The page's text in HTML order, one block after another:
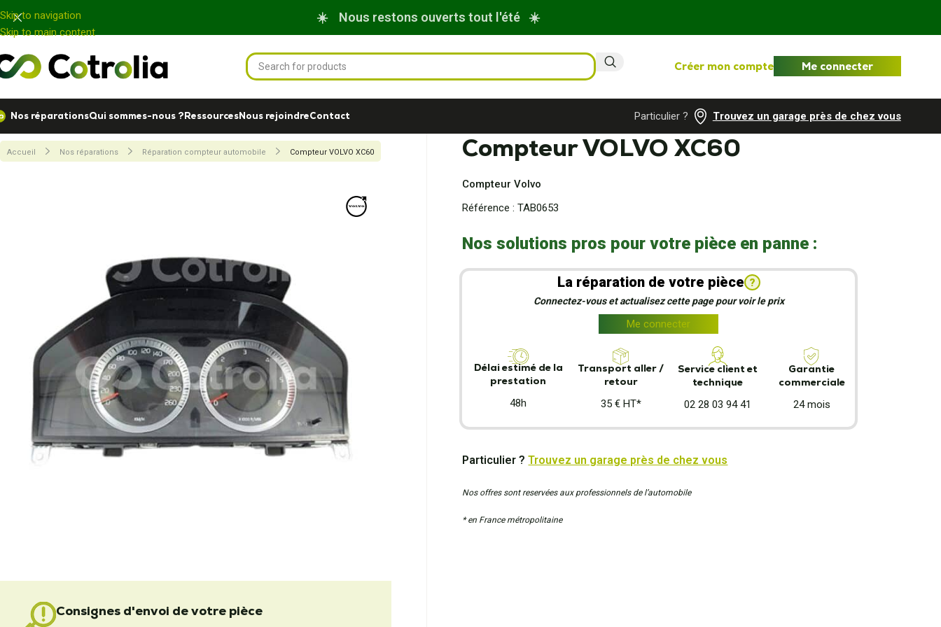
Panneau de gestion des cookies
Skip to navigation
Skip to main content
☀️ Nous restons ouverts tout l'été ☀️
Créer mon compte Me connecter
Nos réparationsQui sommes-nous ?RessourcesNous rejoindreContact Particulier ? Trouvez un garage près de chez vous
Compteur VOLVO XC60
Compteur Volvo
Référence :TAB0653
Nos solutions pros pour votre pièce en panne :
La réparation de votre pièce ?
Connectez-vous et actualisez cette page pour voir le prix
Me connecter
Délai estimé de la
prestation
48h
Transport aller /
retour
35 € HT*
Service client et
technique
02 28 03 94 41
Garantie
commerciale
24 mois
Particulier ?Trouvez un garage près de chez vous
Nos offres sont reservées aux professionnels de l’automobile
* en France métropolitaine
Accueil Nos réparations Réparation compteur automobile Compteur VOLVO XC60
Consignes d'envoi de votre pièce